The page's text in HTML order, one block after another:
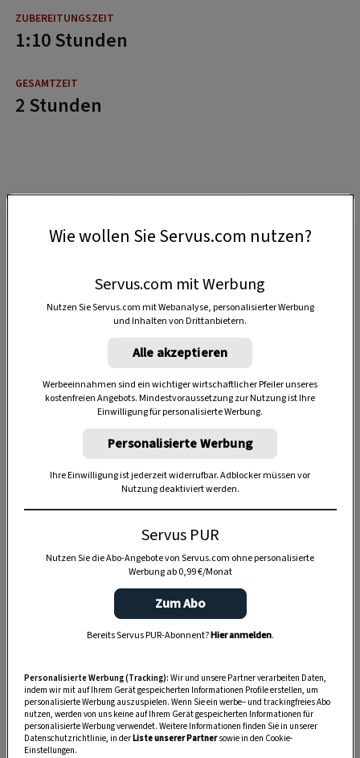
1:10 Stunden
2 Stunden
Anzeige
Wie wollen Sie Servus.com nutzen?
Servus.com mit Werbung
Nutzen Sie Servus.com mit Webanalyse, personalisierter Werbung
und Inhalten von Drittanbietern.
Alle akzeptieren
Werbeeinnahmen sind ein wichtiger wirtschaftlicher Pfeiler unseres
kostenfreien Angebots. Mindestvoraussetzung zur Nutzung ist Ihre
Einwilligung für personalisierte Werbung.
Personalisierte Werbung
Ihre Einwilligung ist jederzeit widerrufbar. Adblocker müssen vor
Nutzung deaktiviert werden.
Servus PUR
Nutzen Sie die Abo-Angebote von Servus.com ohne personalisierte
Werbung ab 0,99 €/Monat
Zum Abo
Bereits Servus PUR-Abonnent?Hier anmelden.
Personalisierte Werbung (Tracking): Wir und unsere Partner verarbeiten Daten,
indem wir mit auf Ihrem Gerät gespeicherten Informationen Profile erstellen, um
personalisierte Werbung auszuspielen. Wenn Sie ein werbe– und trackingfreies Abo
nutzen, werden von uns keine auf Ihrem Gerät gespeicherten Informationen für
personalisierte Werbung verwendet. Weitere Informationen finden Sie in unserer
Datenschutzrichtlinie, in derListe unserer Partnersowie in den Cookie-
Einstellungen.